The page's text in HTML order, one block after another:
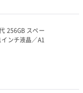
256GB スペー
ンチ液晶／A1